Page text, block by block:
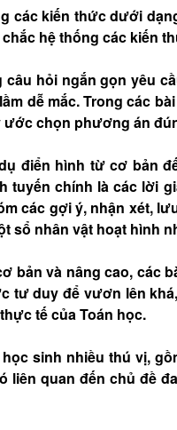
các kiến thức dưới
hệ thống các kiến
hỏi ngắn gọn yêu
dễ mắc. Trong các
ước chọn phương án
điển hình từ cơ bản
tuyến chính là các lời
các gợi ý, nhận xét,
sổ nhân vật hoạt hình
bản và nâng cao, các
tư duy để vươn lên
tế của Toán học.
sinh nhiều thú vị,
liên quan đến chủ đề